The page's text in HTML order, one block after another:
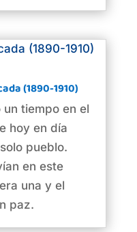
(1890-1910)
tiempo en el
hoy en día
pueblo.
en este
una y el
paz.